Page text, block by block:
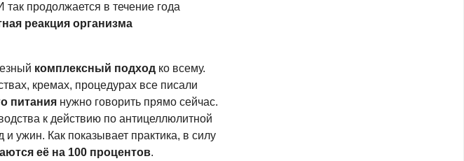
продолжается в течение года
реакция организма
комплексный подход ко всему.
кремах, процедурах все писали
питания нужно говорить прямо сейчас.
к действию по антицеллюлитной
ужин. Как показывает практика, в силу
её на 100 процентов.